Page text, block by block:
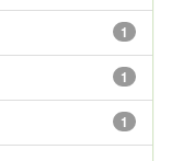
1
1
1